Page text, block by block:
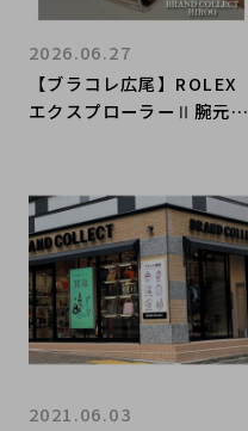
【ブラコレ広尾】ROLEX
エクスプローラーⅡ腕元を
2026.06.27
2021.06.03